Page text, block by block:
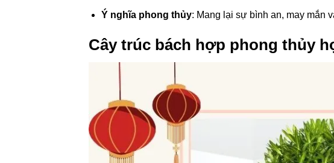
Ý nghĩa phong thủy: Mang lại sự bình an, may mắn
Cây trúc bách hợp phong thủy